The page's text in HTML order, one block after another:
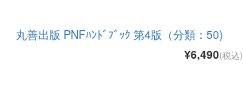
丸善出版 PNFﾊﾝﾄﾞﾌﾞｯｸ 第4版（分類：50)
¥6,490(税込)